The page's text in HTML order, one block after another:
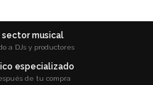
sector musical
a DJs y productores
especializado
de tu compra